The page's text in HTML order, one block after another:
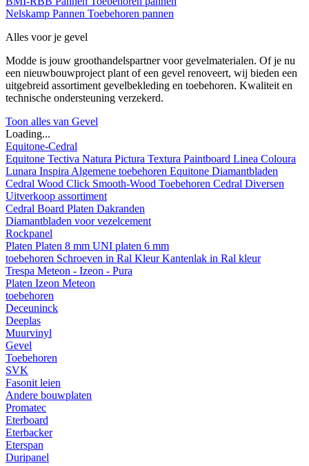
Nelskamp Pannen Toebehoren pannen
Alles voor je gevel
Modde is jouw groothandelspartner voor gevelmaterialen. Of je nu
een nieuwbouwproject plant of een gevel renoveert, wij bieden een
uitgebreid assortiment gevelbekleding en toebehoren. Kwaliteit en
technische ondersteuning verzekerd.
Toon alles van Gevel
Loading...
Equitone-Cedral
Equitone Tectiva Natura Pictura Textura Paintboard Linea Coloura
Lunara Inspira Algemene toebehoren Equitone Diamantbladen
Cedral Wood Click Smooth-Wood Toebehoren Cedral Diversen
Uitverkoop assortiment
Cedral Board Platen Dakranden
Diamantbladen voor vezelcement
Rockpanel
Platen Platen 8 mm UNI platen 6 mm
toebehoren Schroeven in Ral KleurKantenlak in Ral kleur
Trespa Meteon - Izeon - Pura
Platen Izeon Meteon
toebehoren
Deceuninck
Deeplas
Muurvinyl
Gevel
Toebehoren
SVK
Fasonit leien
Andere bouwplaten
Promatec
Eterboard
Eterbacker
Eterspan
Duripanel